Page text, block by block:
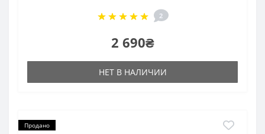
2
2 690₴
НЕТ В НАЛИЧИИ
Продано